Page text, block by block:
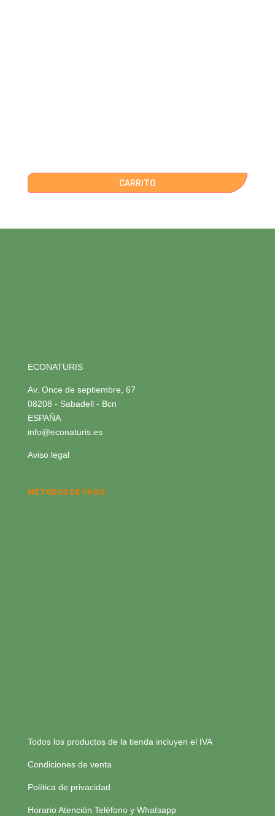
CARRITO
ECONATURIS
Av. Once de septiembre, 67
08208 - Sabadell - Bcn
ESPAÑA
info@econaturis.es
Aviso legal
MÉTODOS DE PAGO:
Todos los productos de la tienda incluyen el IVA
Condiciones de venta
Política de privacidad
Horario Atención Teléfono y Whatsapp